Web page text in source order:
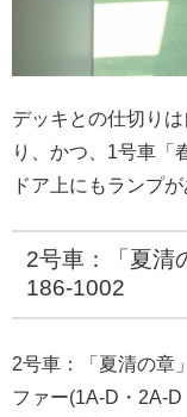
デッキとの仕切り
り、かつ、1号車「
ドア上にもランプが
2号車：「夏
186-1002
2号車：「夏清の章
ファー(1A-D・2A-D